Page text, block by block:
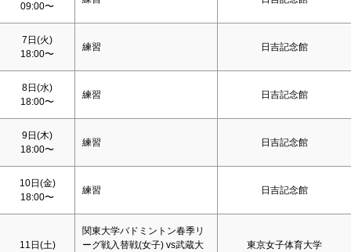
09:00〜
7日(火)
18:00〜
練習 日吉記念館
8日(水)
18:00〜
練習 日吉記念館
9日(木)
18:00〜
練習 日吉記念館
10日(金)
18:00〜
練習 日吉記念館
11日(土)
関東大学バドミントン春季リ
ーグ戦入替戦(女子) vs武蔵大
東京女子体育大学